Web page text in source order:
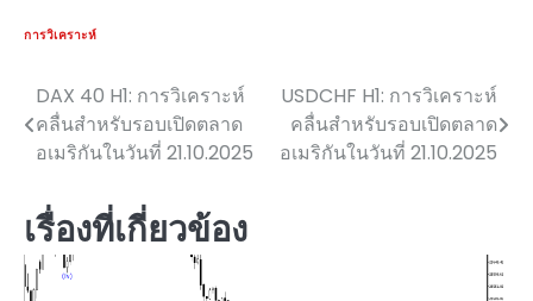
การวิเคราะห์
แนะแนว
เรื่อง
DAX 40 H1: การวิเคราะห์
คลื่นสำหรับรอบเปิดตลาด
อเมริกันในวันที่ 21.10.2025
USDCHF H1: การวิเคราะห์
คลื่นสำหรับรอบเปิดตลาด
อเมริกันในวันที่ 21.10.2025
เรื่องที่เกี่ยวข้อง